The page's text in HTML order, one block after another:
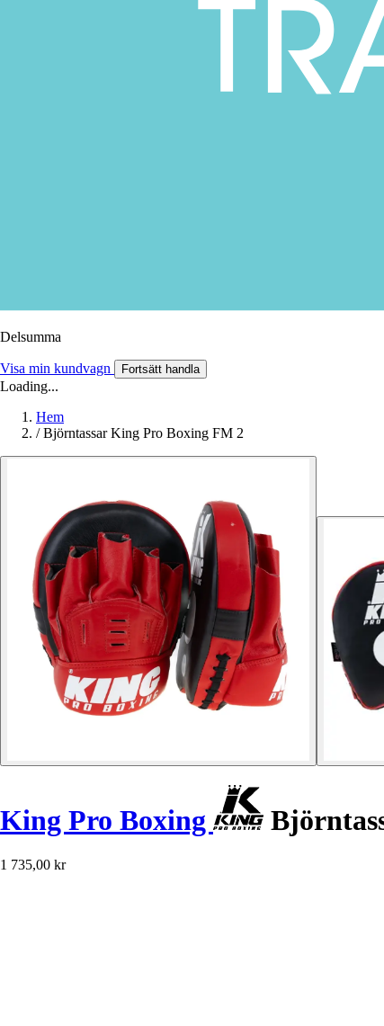
Delsumma
Visa min kundvagn Fortsätt handla
Loading...
Hem
/ Björntassar King Pro Boxing FM 2
King Pro Boxing
1 735,00 kr